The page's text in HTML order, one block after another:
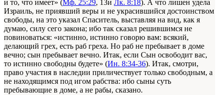
и то, что имеет» (Мф. 25:29, 13и Лк. 8:18). А что лишен удела
Израиль, не приявший веры и не украсившийся достоинством
свободы, на это указал Спаситель, выставляя на вид, как я
думаю, силу сего закона; ибо так сказал решившимся не
повиноваться: «истинно, истинно говорю вам: всякий,
делающий грех, есть раб греха. Но раб не пребывает в доме
вечно; сын пребывает вечно. Итак, если Сын освободит вас,
то истинно свободны будете» (Ин. 8:34-36). Итак, смотри,
право участия в наследии приличествует только свободным, а
не находящимся под игом рабства: ибо сыны суть
пребывающие в доме, а не рабы, сказано.